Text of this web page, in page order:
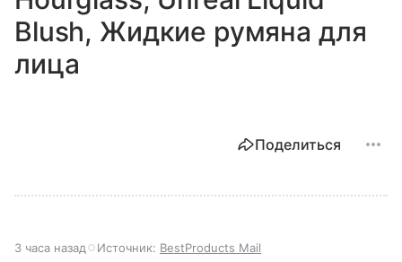
Blush, Жидкие румяна для
лица
Поделиться
3 часа назад Источник: BestProducts Mail